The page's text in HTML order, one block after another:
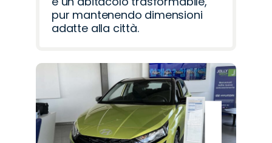
pur mantenendo dimensioni
adatte alla città.